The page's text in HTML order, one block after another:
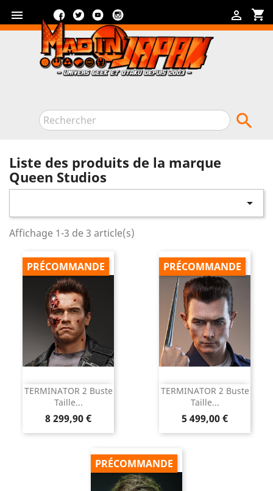
 shopping_cart

FacebookTwitterYouTube

Liste des produits de la marque
Queen Studios

Affichage 1-3 de 3 article(s)
TERMINATOR 2 Buste
Taille...
Prix
8 299,90 €
PRÉCOMMANDE
TERMINATOR 2 Buste
Taille...
Prix
5 499,00 €
PRÉCOMMANDE
PRÉCOMMANDE